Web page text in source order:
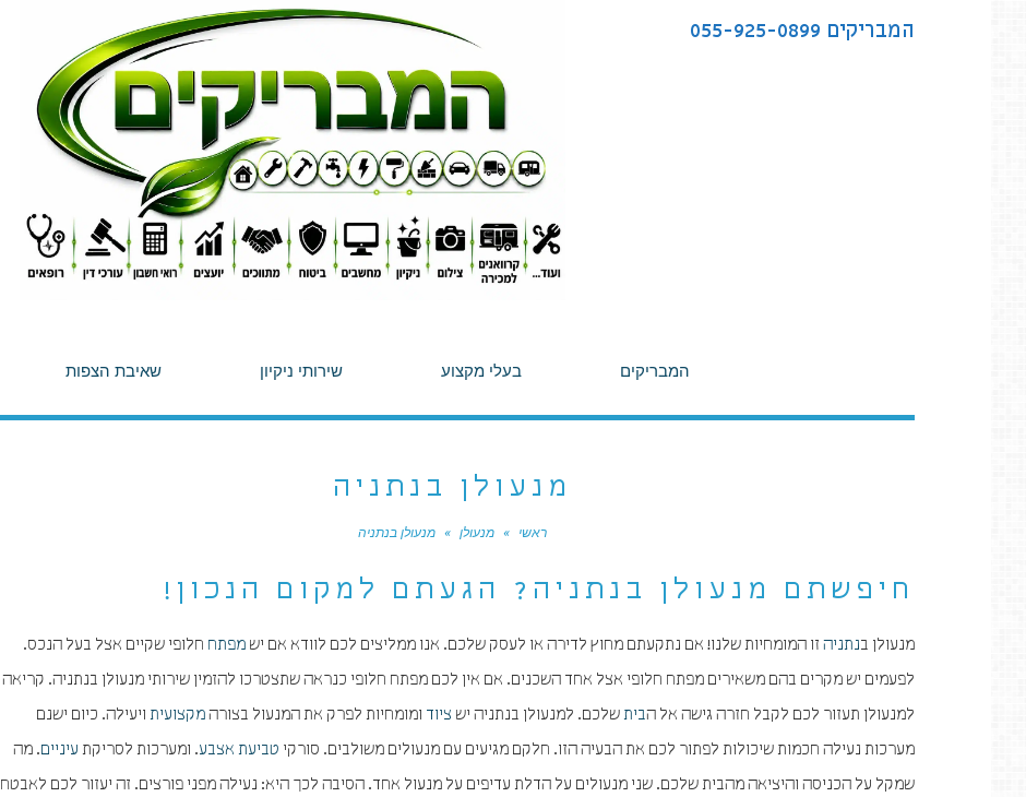
המבריקים 055-925-0899
המבריקים בעלי מקצוע שירותי ניקיון שאיבת הצפות
מנעולן בנתניה
ראשי » מנעולן » מנעולן בנתניה
חיפשתם מנעולן בנתניה? הגעתם למקום הנכון!
מנעולן בנתניה זו המומחיות שלנו! אם נתקעתם מחוץ לדירה או לעסק שלכם. אנו ממליצים לכם לוודא אם יש מפתח חלופי שקיים אצל בעל הנכס.
לפעמים יש מקרים בהם משאירים מפתח חלופי אצל אחד השכנים. אם אין לכם מפתח חלופי כנראה שתצטרכו להזמין שירותי מנעולן בנתניה. קריאה
למנעולן תעזור לכם לקבל חזרה גישה אל הביתשלכם. למנעולן בנתניה יש ציוד ומומחיות לפרק את המנעול בצורהמקצועית ויעילה. כיום ישנם
מערכות נעילה חכמות שיכולות לפתור לכם את הבעיה הזו. חלקם מגיעים עם מנעולים משולבים. סורקי טביעת אצבע. ומערכות לסריקת עיניים. מה
שמקל על הכניסה והיציאה מהבית שלכם. שני מנעולים על הדלת עדיפים על מנעול אחד. הסיבה לכך היא: נעילה מפני פורצים. זה יעזור לכם לאבטח